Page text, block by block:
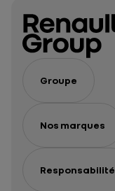
Groupe
Nos marques
Responsabilité